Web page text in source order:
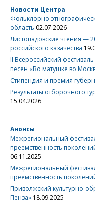
Новости Центра
Фольклорно-
область 02.07.2026
Листопадовские чтения —
российского казачества
II Всероссийский
песен «Во матушке во
Стипендия и премия
Результаты отборочного
15.04.2026
Анонсы
Межрегиональный
преемственность
06.11.2025
Межрегиональный
преемственность
Приволжский культурно-
Пенза» 18.09.2025